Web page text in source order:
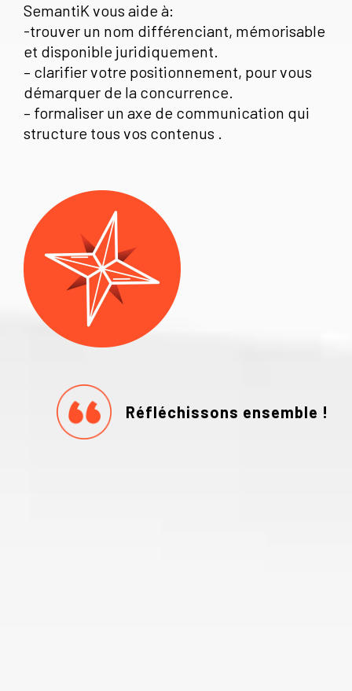
SemantiK vous aide à:
-trouver un nom différenciant, mémorisable
et disponible juridiquement.
– clarifier votre positionnement, pour vous
démarquer de la concurrence.
– formaliser un axe de communication qui
structure tous vos contenus .
Réfléchissons ensemble !